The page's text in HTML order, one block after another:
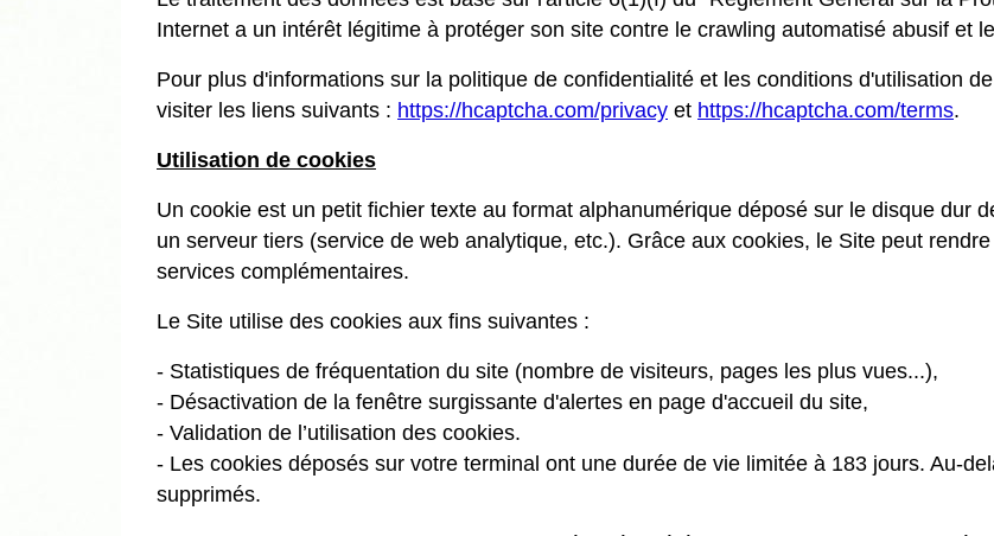
Internet a un intérêt légitime à protéger son site contre le crawling automatisé abusif et
Pour plus d'informations sur la politique de confidentialité et les conditions d'utilisation
visiter les liens suivants : https://hcaptcha.com/privacy et https://hcaptcha.com/terms.
Utilisation de cookies
Un cookie est un petit fichier texte au format alphanumérique déposé sur le disque dur
un serveur tiers (service de web analytique, etc.). Grâce aux cookies, le Site peut
services complémentaires.
Le Site utilise des cookies aux fins suivantes :
- Statistiques de fréquentation du site (nombre de visiteurs, pages les plus vues...),
- Désactivation de la fenêtre surgissante d'alertes en page d'accueil du site,
- Validation de l’utilisation des cookies.
- Les cookies déposés sur votre terminal ont une durée de vie limitée à 183 jours. Au-
supprimés.